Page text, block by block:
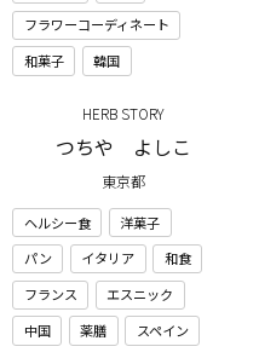
フラワーコーディネート
和菓子
韓国
HERB STORY
つちや よしこ
東京都
ヘルシー食
洋菓子
パン
イタリア
和食
フランス
エスニック
中国
薬膳 スペイン